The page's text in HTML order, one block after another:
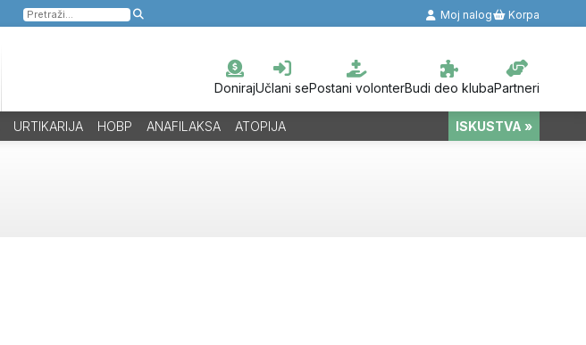
Pretraga
za:
Moj nalog Korpa
DonirajUčlani sePostani volonterBudi deo klubaPartneri
URTIKARIJA HOBP ANAFILAKSA ATOPIJA ISKUSTVA »